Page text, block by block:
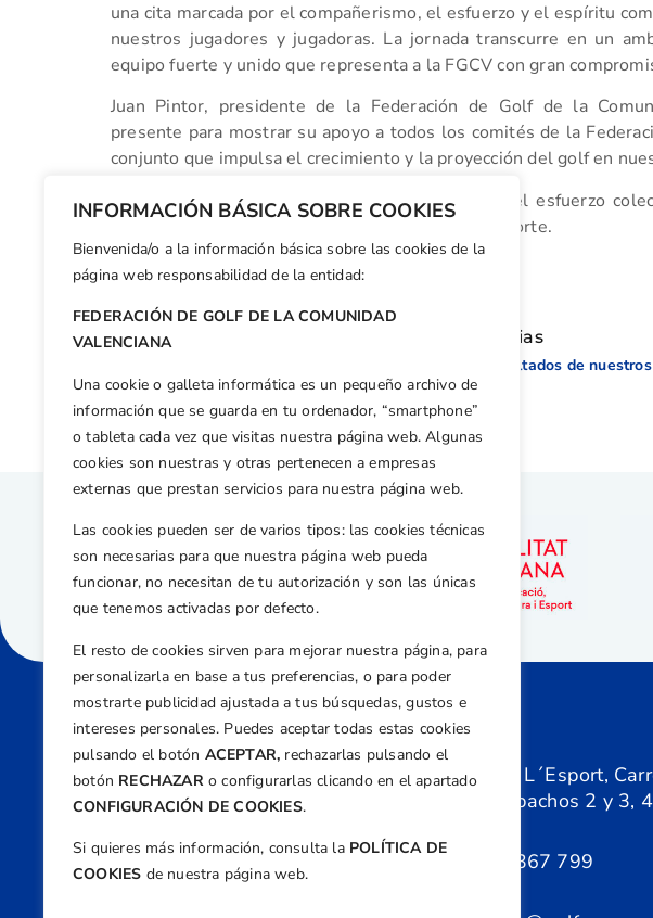
INFORMACIÓN BÁSICA SOBRE COOKIES
Bienvenida/o a la información básica sobre las cookies de la
página web responsabilidad de la entidad:
FEDERACIÓN DE GOLF DE LA COMUNIDAD
VALENCIANA
Una cookie o galleta informática es un pequeño archivo de
información que se guarda en tu ordenador, “smartphone”
o tableta cada vez que visitas nuestra página web. Algunas
cookies son nuestras y otras pertenecen a empresas
externas que prestan servicios para nuestra página web.
Las cookies pueden ser de varios tipos: las cookies técnicas
son necesarias para que nuestra página web pueda
funcionar, no necesitan de tu autorización y son las únicas
que tenemos activadas por defecto.
El resto de cookies sirven para mejorar nuestra página, para
personalizarla en base a tus preferencias, o para poder
mostrarte publicidad ajustada a tus búsquedas, gustos e
intereses personales. Puedes aceptar todas estas cookies
pulsando el botón ACEPTAR, rechazarlas pulsando el
botón RECHAZARo configurarlas clicando en el apartado
CONFIGURACIÓN DE COOKIES.
Si quieres más información, consulta la POLÍTICA DE
COOKIES de nuestra página web.
una cita marcada por el compañerismo, el esfuerzo y el espíritu
nuestros jugadores y jugadoras. La jornada transcurre en un
equipo fuerte y unido que representa a la FGCV con gran
Juan Pintor, presidente de la Federación de Golf de la
presente para mostrar su apoyo a todos los comités de la
conjunto que impulsa el crecimiento y la proyección del golf en
Un encuentro que, una vez más, pone en valor el esfuerzo
seguir trabajando por el desarrollo de nuestro deporte.
Facebook
X WhatsApp
LinkedIn
Email
Otras noticias
Centre de L´Esport,
Nº 5, Despachos 2 y 3,
+34 961 367 799